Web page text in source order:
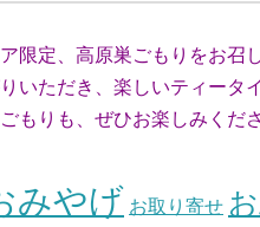
限定、高原巣ごもりをお召
ただき、楽しいティータイ
りも、ぜひお楽しみくださ
タ
みやげ お取り寄せ